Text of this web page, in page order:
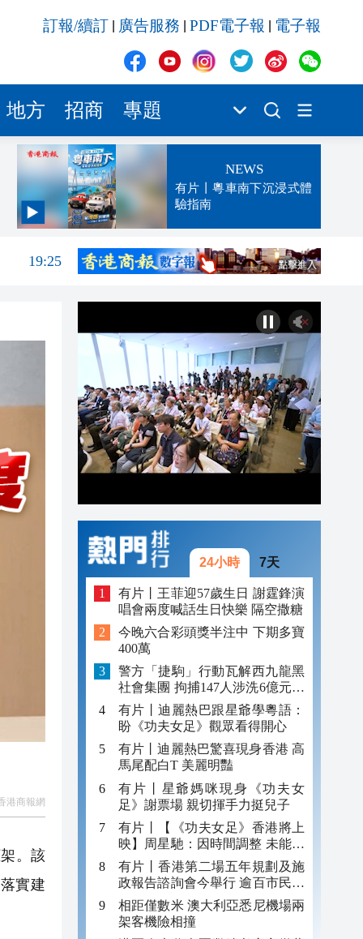
訂報/續訂 廣告服務 PDF電子報 電子報
地方 招商 專題
NEWS
有片丨粵車南下沉浸式體
驗指南
19:16
19:07
18:25
港商報網
。該
實建
24小時 7天
有片丨王菲迎57歲生日 謝霆鋒演
唱會兩度喊話生日快樂 隔空撒糖
今晚六合彩頭獎半注中 下期多寶
400萬
警方「捷駒」行動瓦解西九龍黑
社會集團 拘捕147人涉洗6億元黑
錢
有片丨迪麗熱巴跟星爺學粵語：
盼《功夫女足》觀眾看得開心
有片丨迪麗熱巴驚喜現身香港 高
馬尾配白T 美麗明豔
有片丨星爺媽咪現身《功夫女
足》謝票場 親切揮手力挺兒子
有片丨【《功夫女足》香港將上
映】周星馳：因時間調整 未能製
作粵語版 對此深表遺憾
有片丨香港第二場五年規劃及施
政報告諮詢會今舉行 逾百市民出
席
相距僅數米 澳大利亞悉尼機場兩
架客機險相撞